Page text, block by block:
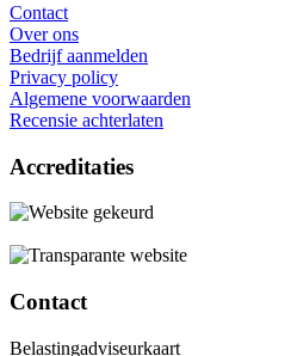
Contact
Over ons
Bedrijf aanmelden
Privacy policy
Algemene voorwaarden
Recensie achterlaten
Accreditaties
Contact
Belastingadviseurkaart